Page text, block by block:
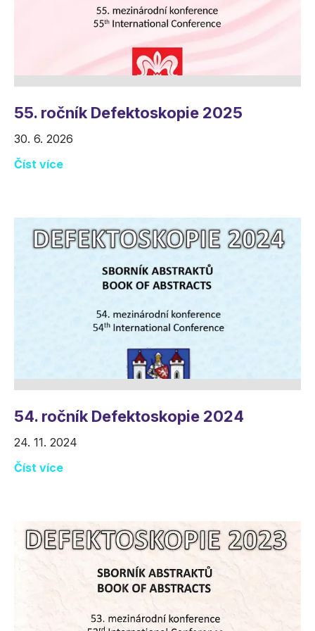
55. ročník Defektoskopie 2025
30. 6. 2026
Číst více
54. ročník Defektoskopie 2024
24. 11. 2024
Číst více